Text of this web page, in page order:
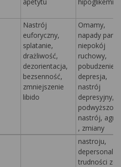
Nastrój
euforyczny,
splatanie,
drażliwość,
dezorientacja,
bezsenność,
zmniejszenie
libido
Omamy,
napady
niepokój
ruchowy,
pobudzenie,
depresja,
nastrój
depresyjny,
podwyższony
nastrój,
, zmiany
nastroju,
trudności ze